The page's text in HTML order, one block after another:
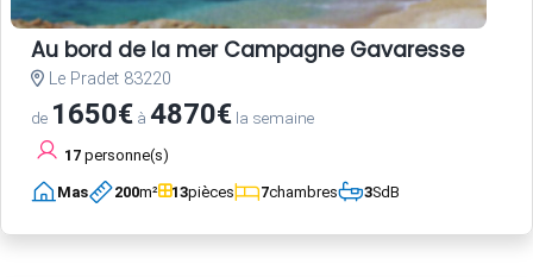
Au bord de la mer Campagne Gavaresse
Le Pradet 83220
de 1650€ à 4870€ la semaine
17 personne(s)
Mas 200m² 13pièces 7chambres 3SdB